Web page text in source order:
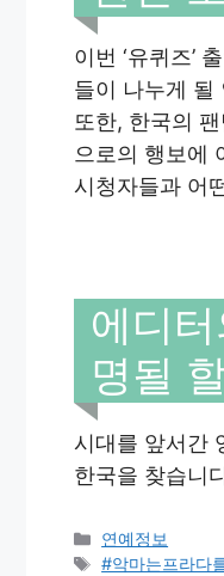
이번 ‘유퀴즈’
들이 나누게 될
또한, 한국의
으로의 행보에
시청자들과 어
에디
명될
시대를 앞서간
한국을 찾습니
Categories
연예정보
Tags
#악마는프라다